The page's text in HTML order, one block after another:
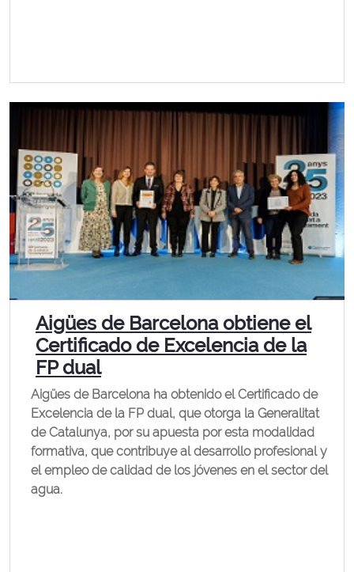
Aigües de Barcelona obtiene el
Certificado de Excelencia de la
FP dual
Aigües de Barcelona ha obtenido el Certificado de
Excelencia de la FP dual, que otorga la Generalitat
de Catalunya, por su apuesta por esta modalidad
formativa, que contribuye al desarrollo profesional y
el empleo de calidad de los jóvenes en el sector del
agua.